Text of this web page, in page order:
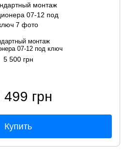
монтаж
07-12 под ключ
5 500 грн
499 грн
Купить